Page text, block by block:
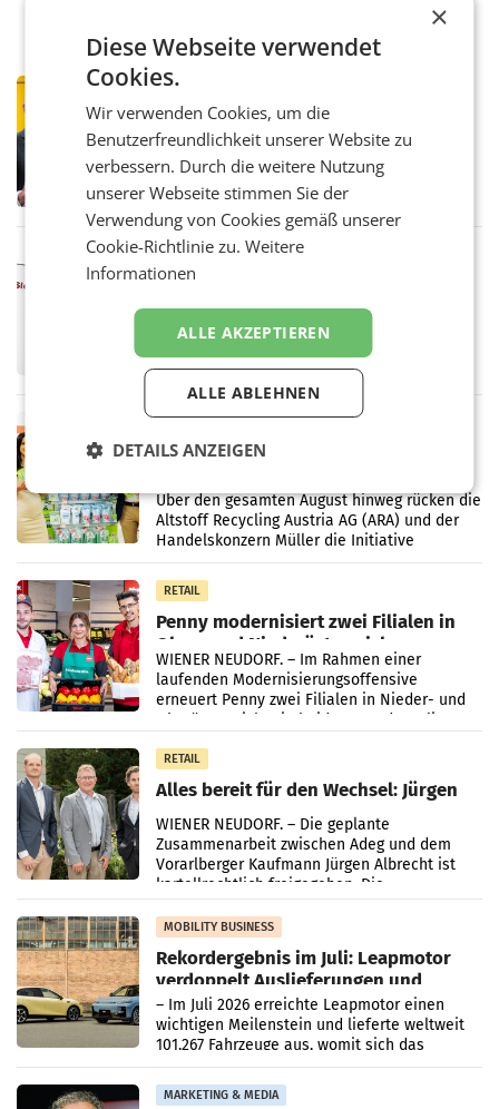
PRIMENEWS
Österreichische Post: Umsatzplus im
ersten Halbjahr trotz schwachem
Briefgeschäft
WIEN Die Österreichische Post AG hat im
ersten Halbjahr 2026 einen Konzernumsatz
von 1.544,0 Mio. EUR erwirtschaftet, was
einem Plus von 3,8 Prozent gegenüber dem
Vergleichszeitraum
MARKETING & MEDIA
ProSiebenSat.1 spart und macht
überraschend viel Gewinn
UNTERFÖHRING/MAILAND/AMSTERDAM. Der
Fernsehkonzern ProSiebenSat.1 hat im
Frühjahr dank Kostensenkungen operativ
wieder Gewinn gemacht und die
Markterwartung deutlich übertroffen.
RETAIL
Eine Bühne für Zirkularität: ARA und
Kreislauffähigkeit
Über den gesamten August hinweg rücken die
Altstoff Recycling Austria AG (ARA) und der
Handelskonzern Müller die Initiative
„Kreislauf-Helden“ in allen österreichischen
Müller-Filialen
RETAIL
Penny modernisiert zwei Filialen in
Ober- und Niederösterreich
WIENER NEUDORF. – Im Rahmen einer
laufenden Modernisierungsoffensive
erneuert Penny zwei Filialen in Nieder- und
Oberösterreich. Die beiden Standorte liegen
RETAIL
Alles bereit für den Wechsel: Jürgen
Albrecht setzt ab 1.1.2027 auf Adeg
WIENER NEUDORF. – Die geplante
Zusammenarbeit zwischen Adeg und dem
Vorarlberger Kaufmann Jürgen Albrecht ist
kartellrechtlich freigegeben: Die
Bundeswettbewerbsbehörde und der
Bundeskartellanwalt
MOBILITY BUSINESS
Rekordergebnis im Juli: Leapmotor
verdoppelt Auslieferungen und
überschreitet die 100.000er-Marke
– Im Juli 2026 erreichte Leapmotor einen
wichtigen Meilenstein und lieferte weltweit
101.267 Fahrzeuge aus, womit sich das
Ergebnis gegenüber Juli 2025 mehr als
verdoppelte (+102
MARKETING & MEDIA
×
Diese Webseite verwendet
Cookies.
Wir verwenden Cookies, um die
Benutzerfreundlichkeit unserer Website zu
verbessern. Durch die weitere Nutzung
unserer Webseite stimmen Sie der
Verwendung von Cookies gemäß unserer
Cookie-Richtlinie zu.Weitere
Informationen
ALLE AKZEPTIEREN
ALLE ABLEHNEN
DETAILS ANZEIGEN